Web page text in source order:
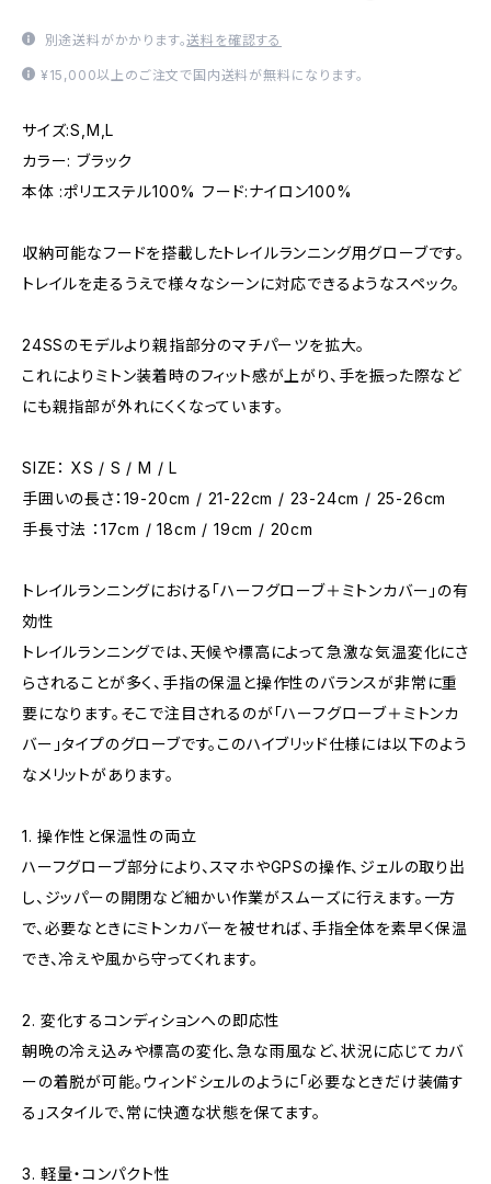
別途送料がかかります。送料を確認する
¥15,000以上のご注文で国内送料が無料になります。
サイズ:S,M,L
カラー: ブラック
本体 :ポリエステル100% フード:ナイロン100%
収納可能なフードを搭載したトレイルランニング用グローブです。
トレイルを走るうえで様々なシーンに対応できるようなスペック。
24SSのモデルより親指部分のマチパーツを拡大。
これによりミトン装着時のフィット感が上がり、手を振った際など
にも親指部が外れにくくなっています。
SIZE： XS / S / M / L
手囲いの長さ：19-20cm / 21-22cm / 23-24cm / 25-26cm
手長寸法 ：17cm / 18cm / 19cm / 20cm
トレイルランニングにおける「ハーフグローブ＋ミトンカバー」の有
効性
トレイルランニングでは、天候や標高によって急激な気温変化にさ
らされることが多く、手指の保温と操作性のバランスが非常に重
要になります。そこで注目されるのが「ハーフグローブ＋ミトンカ
バー」タイプのグローブです。このハイブリッド仕様には以下のよう
なメリットがあります。
1. 操作性と保温性の両立
ハーフグローブ部分により、スマホやGPSの操作、ジェルの取り出
し、ジッパーの開閉など細かい作業がスムーズに行えます。一方
で、必要なときにミトンカバーを被せれば、手指全体を素早く保温
でき、冷えや風から守ってくれます。
2. 変化するコンディションへの即応性
朝晩の冷え込みや標高の変化、急な雨風など、状況に応じてカバ
ーの着脱が可能。ウィンドシェルのように「必要なときだけ装備す
る」スタイルで、常に快適な状態を保てます。
3. 軽量・コンパクト性